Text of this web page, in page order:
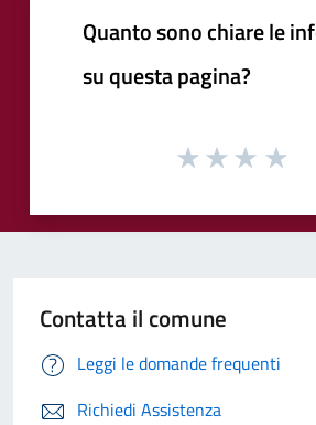
Quanto sono chiare le
su questa pagina?
Contatta il comune
Leggi le domande frequenti
Richiedi Assistenza